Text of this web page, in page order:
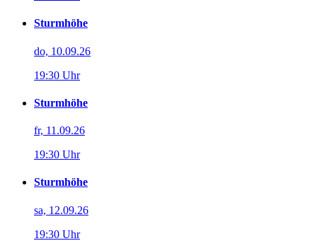
Sturmhöhe
do, 10.09.26
19:30 Uhr
Sturmhöhe
fr, 11.09.26
19:30 Uhr
Sturmhöhe
sa, 12.09.26
19:30 Uhr